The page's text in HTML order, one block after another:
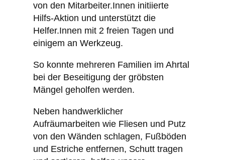
von den Mitarbeiter.Innen initiierte
Hilfs-Aktion und unterstützt die
Helfer.Innen mit 2 freien Tagen und
einigem an Werkzeug.
So konnte mehreren Familien im Ahrtal
bei der Beseitigung der gröbsten
Mängel geholfen werden.
Neben handwerklicher
Aufräumarbeiten wie Fliesen und Putz
von den Wänden schlagen, Fußböden
und Estriche entfernen, Schutt tragen